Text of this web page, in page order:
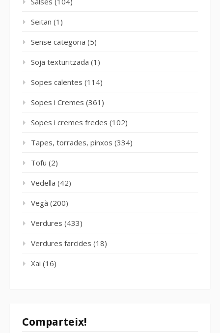
Seitan (1)
Sense categoria (5)
Soja texturitzada (1)
Sopes calentes (114)
Sopes i Cremes (361)
Sopes i cremes fredes (102)
Tapes, torrades, pinxos (334)
Tofu (2)
Vedella (42)
Vegà (200)
Verdures (433)
Verdures farcides (18)
Xai (16)
Comparteix!